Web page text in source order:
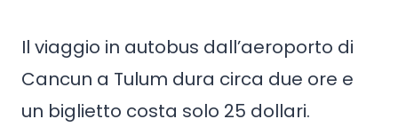
Il viaggio in autobus dall’aeroporto di
Cancun a Tulum dura circa due ore e
un biglietto costa solo 25 dollari.